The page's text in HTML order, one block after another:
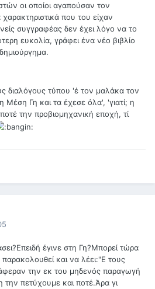
οι οποίοι αγαπούσαν τον
που του είχαν
συγγραφέας δεν έχει λόγο να το
ευκολία, γράφει ένα νέο βιβλίο
διαλόγους τύπου 'έ τον μαλάκα τον
Μέση Γη και τα έχεσε όλα', 'γιατί; η
την προβιομηχανική εποχή, τί
έγινε στη Γη?Μπορεί τώρα
και να λέει:"Ε τους
την εκ του μηδενός παραγωγή
την πετύχουμε και ποτέ.Άρα γι